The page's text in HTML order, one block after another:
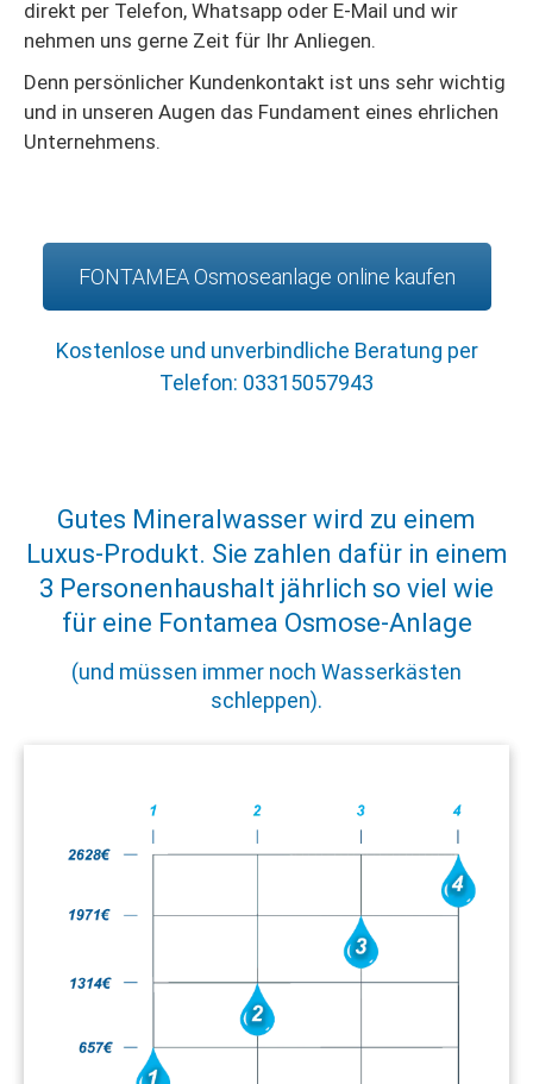
direkt per Telefon, Whatsapp oder E-Mail und wir
nehmen uns gerne Zeit für Ihr Anliegen.
Denn persönlicher Kundenkontakt ist uns sehr wichtig
und in unseren Augen das Fundament eines ehrlichen
Unternehmens.
FONTAMEA Osmoseanlage online kaufen
Kostenlose und unverbindliche Beratung per
Telefon: 03315057943
Gutes Mineralwasser wird zu einem
Luxus-Produkt. Sie zahlen dafür in einem
3 Personenhaushalt jährlich so viel wie
für eine Fontamea Osmose-Anlage
(und müssen immer noch Wasserkästen
schleppen).